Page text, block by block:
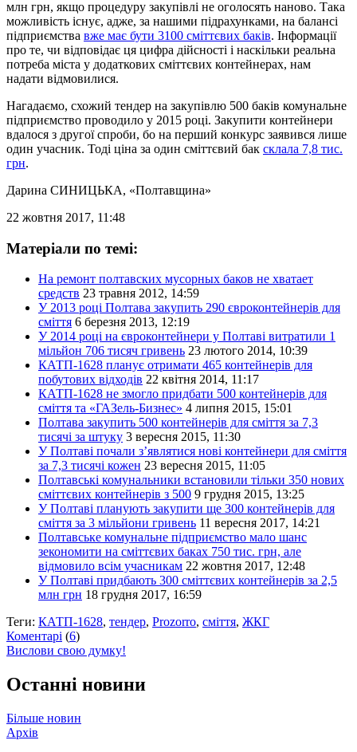
млн грн, якщо процедуру закупівлі не оголосять наново. Така
можливість існує, адже, за нашими підрахунками, на балансі
підприємства вже має бути 3100 сміттєвих баків. Інформації
про те, чи відповідає ця цифра дійсності і наскільки реальна
потреба міста у додаткових сміттєвих контейнерах, нам
надати відмовилися.
Нагадаємо, схожий тендер на закупівлю 500 баків комунальне
підприємство проводило у 2015 році. Закупити контейнери
вдалося з другої спроби, бо на перший конкурс заявився лише
один учасник. Тоді ціна за один сміттєвий бак склала 7,8 тис.
грн.
Дарина СИНИЦЬКА, «Полтавщина»
22 жовтня 2017, 11:48
Матеріали по темі:
На ремонт полтавских мусорных баков не хватает
средств 23 травня 2012, 14:59
У 2013 році Полтава закупить 290 євроконтейнерів для
сміття 6 березня 2013, 12:19
У 2014 році на євроконтейнери у Полтаві витратили 1
мільйон 706 тисяч гривень 23 лютого 2014, 10:39
КАТП-1628 планує отримати 465 контейнерів для
побутових відходів 22 квітня 2014, 11:17
КАТП-1628 не змогло придбати 500 контейнерів для
сміття та «ГАЗель-Бизнес» 4 липня 2015, 15:01
Полтава закупить 500 контейнерів для сміття за 7,3
тисячі за штуку 3 вересня 2015, 11:30
У Полтаві почали з’являтися нові контейнери для сміття
за 7,3 тисячі кожен 23 вересня 2015, 11:05
Полтавські комунальники встановили тільки 350 нових
сміттєвих контейнерів з 500 9 грудня 2015, 13:25
У Полтаві планують закупити ще 300 контейнерів для
сміття за 3 мільйони гривень 11 вересня 2017, 14:21
Полтавське комунальне підприємство мало шанс
зекономити на сміттєвих баках 750 тис. грн, але
відмовило всім учасникам 22 жовтня 2017, 12:48
У Полтаві придбають 300 сміттєвих контейнерів за 2,5
млн грн 18 грудня 2017, 16:59
Теги: КАТП-1628, тендер, Prozorro, сміття, ЖКГ
Коментарі (6)
Вислови свою думку!
Останні новини
Більше новин
Архів